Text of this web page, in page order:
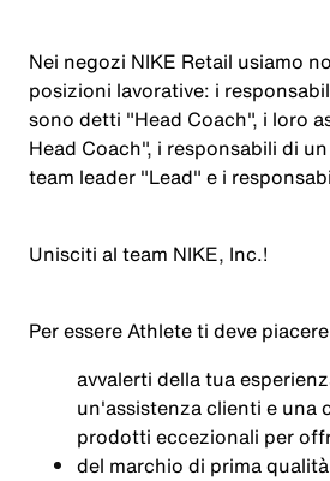
Nei negozi NIKE Retail usiamo
posizioni lavorative: i
sono detti "Head Coach", i loro
Head Coach", i responsabili di
team leader "Lead" e i
Unisciti al team NIKE, Inc.!
Per essere Athlete ti deve
avvalerti della tua
un'assistenza clienti e una
prodotti eccezionali per
del marchio di prima